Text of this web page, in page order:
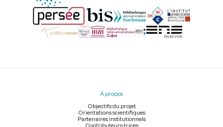
Menu
À propos
Objectifs du projet
Orientations scientifiques
Partenaires institutionnels
Contributeurs-trices